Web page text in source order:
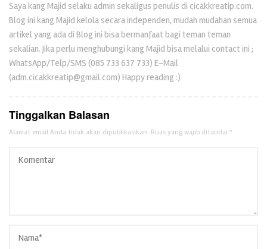
Saya kang Majid selaku admin sekaligus penulis di cicakkreatip.com.
Blog ini kang Majid kelola secara independen, mudah mudahan semua
artikel yang ada di Blog ini bisa bermanfaat bagi teman teman
sekalian. Jika perlu menghubungi kang Majid bisa melalui contact ini ;
WhatsApp/Telp/SMS (085 733 637 733) E-Mail
(adm.cicakkreatip@gmail.com) Happy reading :)
Tinggalkan Balasan
Alamat email Anda tidak akan dipublikasikan. Ruas yang wajib ditandai *